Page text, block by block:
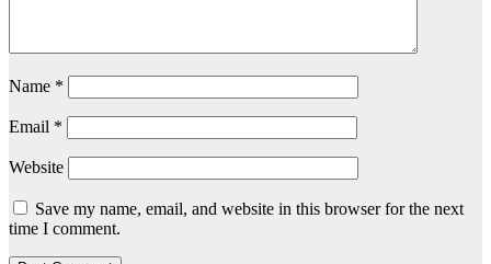
Name *
Email *
Website
Save my name, email, and website in this browser for the next
time I comment.